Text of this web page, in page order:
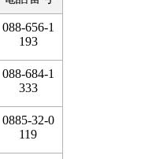
088-656-1
193
088-684-1
333
0885-32-0
119